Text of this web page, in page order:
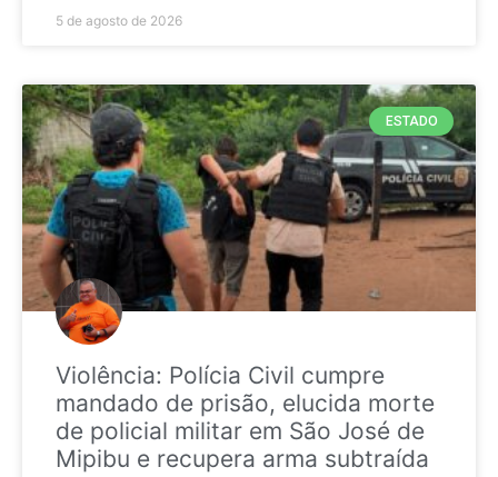
5 de agosto de 2026
ESTADO
Violência: Polícia Civil cumpre
mandado de prisão, elucida morte
de policial militar em São José de
Mipibu e recupera arma subtraída